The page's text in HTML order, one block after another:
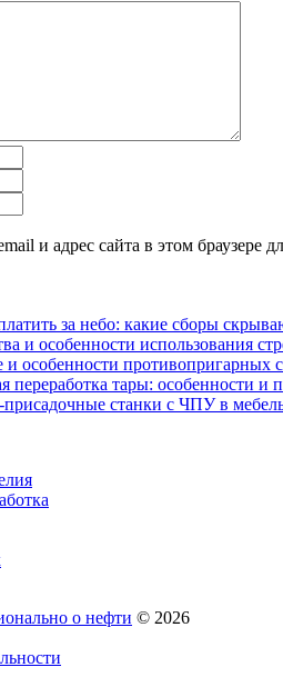
и адрес сайта в этом браузере
за небо: какие сборы
и особенности использования
особенности противопригарных
переработка тары: особенности и
станки с ЧПУ в
о нефти © 2026